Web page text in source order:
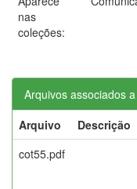
nas
coleções:
Arquivos associados
Arquivo
Descrição
cot55.pdf